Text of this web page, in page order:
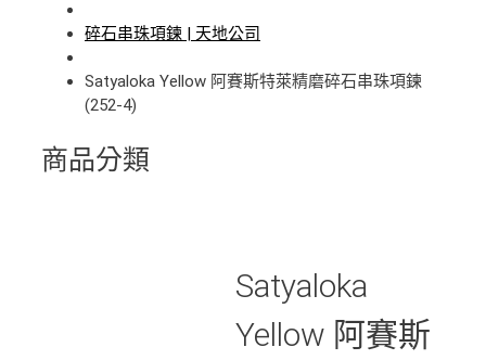
碎石串珠項鍊 | 天地公司
Satyaloka Yellow 阿賽斯特萊精磨碎石串珠項鍊
(252-4)
商品分類
Satyaloka
Yellow 阿賽斯